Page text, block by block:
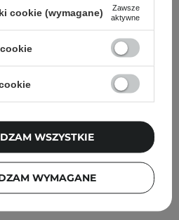
Collagen Mask - Kojąca
z Kolagenem - 38g
zł
cookie (wymagane)
Zawsze
aktywne
WYMAGANE
WSZYSTKIE